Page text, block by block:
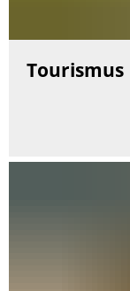
Tourismus